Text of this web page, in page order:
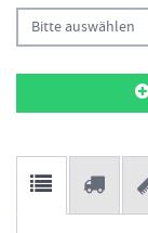
Bitte auswählen